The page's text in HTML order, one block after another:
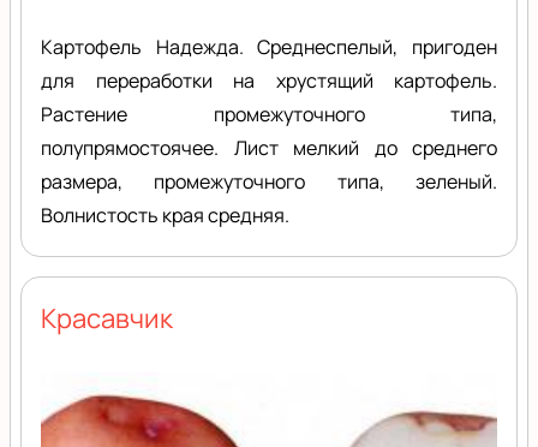
Картофель Надежда. Среднеспелый, пригоден
для переработки на хрустящий картофель.
Растение промежуточного типа,
полупрямостоячее. Лист мелкий до среднего
размера, промежуточного типа, зеленый.
Волнистость края средняя.
Красавчик